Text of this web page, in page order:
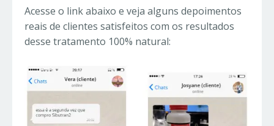
Acesse o link abaixo e veja alguns depoimentos
reais de clientes satisfeitos com os resultados
desse tratamento 100% natural: